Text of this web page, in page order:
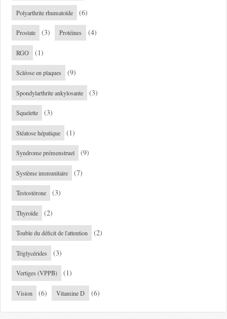
Polyarthrite rhumatoïde (6)
Prostate (3) Protéines (4)
RGO (1)
Scléose en plaques (9)
Spondylarthrite ankylosante (3)
Squelette (3)
Stéatose hépatique (1)
Syndrome prémenstruel (9)
Système immunitaire (7)
Testostérone (3)
Thyroïde (2)
Touble du déficit de l'attention (2)
Triglycérides (3)
Vertiges (VPPB) (1)
Vision (6) Vitamine D (6)